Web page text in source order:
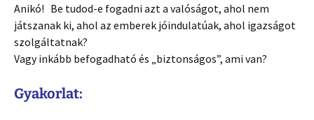
Anikó! Be tudod-e fogadni azt a valóságot, ahol nem
játszanak ki, ahol az emberek jóindulatúak, ahol igazságot
szolgáltatnak?
Vagy inkább befogadható és „biztonságos”, ami van?
Gyakorlat: